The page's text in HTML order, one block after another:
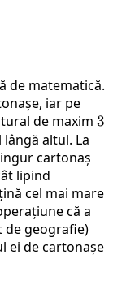
de matematică.
iar pe
de maxim 3
3
altul. La
cartonaș
lipind
cel mai mare
că a
de geografie)
ei de cartonașe